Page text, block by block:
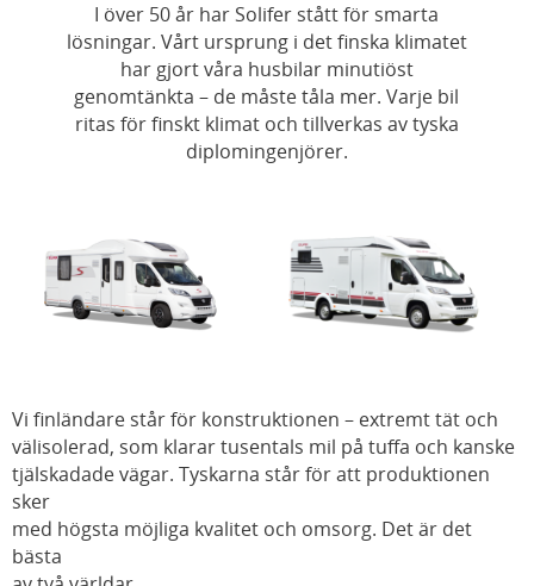
I över 50 år har Solifer stått för smarta
lösningar. Vårt ursprung i det finska klimatet
har gjort våra husbilar minutiöst
genomtänkta – de måste tåla mer. Varje bil
ritas för finskt klimat och tillverkas av tyska
diplomingenjörer.
Vi finländare står för konstruktionen – extremt tät och
välisolerad, som klarar tusentals mil på tuffa och kanske
tjälskadade vägar. Tyskarna står för att produktionen
sker
med högsta möjliga kvalitet och omsorg. Det är det
bästa